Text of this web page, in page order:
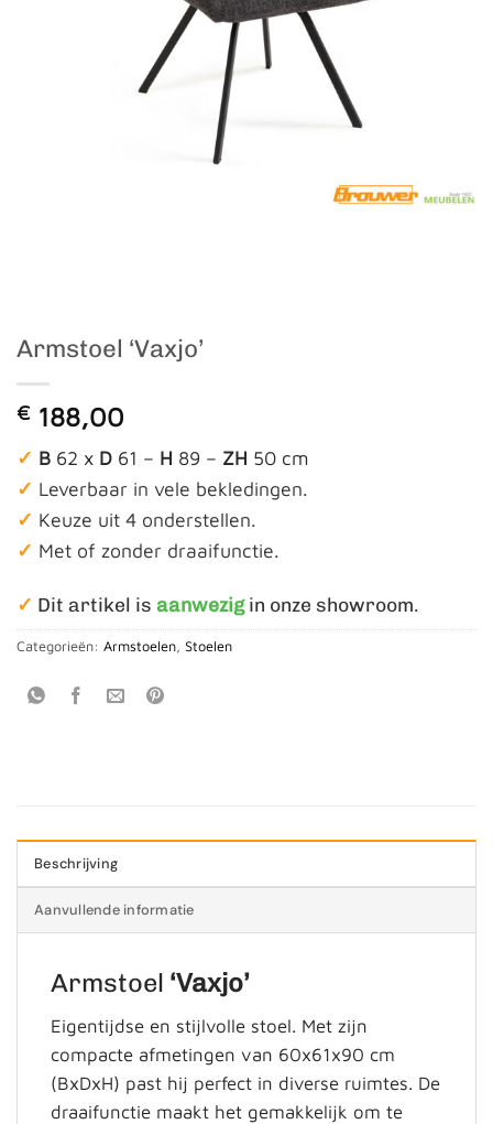
Armstoel ‘Vaxjo’
€ 188,00
✓ B 62 x D 61 – H 89 – ZH 50 cm
✓ Leverbaar in vele bekledingen.
✓ Keuze uit 4 onderstellen.
✓ Met of zonder draaifunctie.
✓ Dit artikel is aanwezigin onze showroom.
Categorieën: Armstoelen Stoelen
Beschrijving
Aanvullende informatie
Armstoel ‘Vaxjo’
Eigentijdse en stijlvolle stoel. Met zijn
compacte afmetingen van 60x61x90 cm
(BxDxH) past hij perfect in diverse ruimtes. De
draaifunctie maakt het gemakkelijk om te